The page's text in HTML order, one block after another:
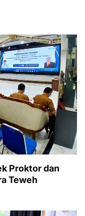
Proktor dan
Teweh